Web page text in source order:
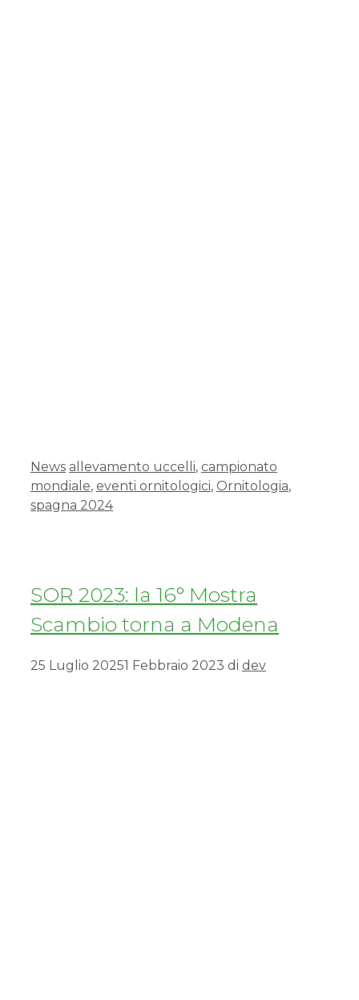
News allevamento uccelli, campionato
mondiale, eventi ornitologici, Ornitologia,
spagna 2024
SOR 2023: la 16° Mostra
Scambio torna a Modena
25 Luglio 20251 Febbraio 2023 di dev